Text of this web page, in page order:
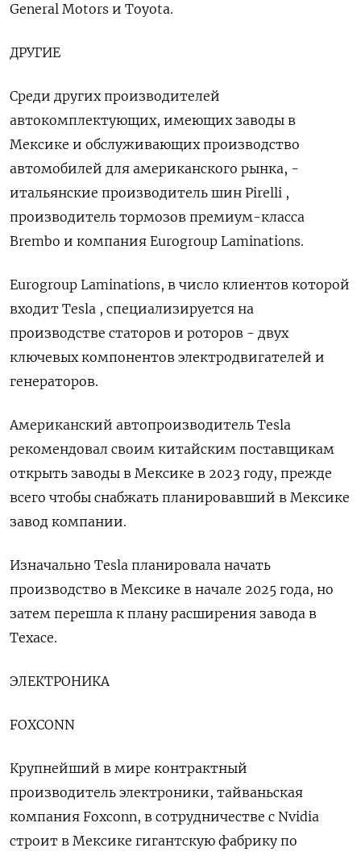
General Motors и Toyota.
ДРУГИЕ
Среди других производителей
автокомплектующих, имеющих заводы в
Мексике и обслуживающих производство
автомобилей для американского рынка, -
итальянские производитель шин Pirelli ,
производитель тормозов премиум-класса
Brembo и компания Eurogroup Laminations.
Eurogroup Laminations, в число клиентов которой
входит Tesla , специализируется на
производстве статоров и роторов - двух
ключевых компонентов электродвигателей и
генераторов.
Американский автопроизводитель Tesla
рекомендовал своим китайским поставщикам
открыть заводы в Мексике в 2023 году, прежде
всего чтобы снабжать планировавший в Мексике
завод компании.
Изначально Tesla планировала начать
производство в Мексике в начале 2025 года, но
затем перешла к плану расширения завода в
Техасе.
ЭЛЕКТРОНИКА
FOXCONN
Крупнейший в мире контрактный
производитель электроники, тайваньская
компания Foxconn, в сотрудничестве с Nvidia
строит в Мексике гигантскую фабрику по